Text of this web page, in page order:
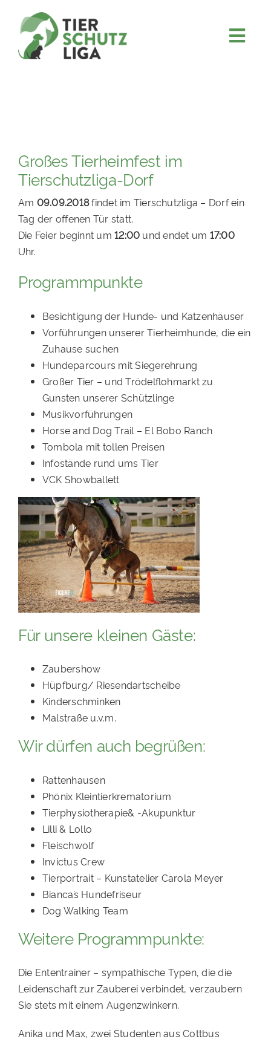
content
FÖRDERN & VERERBEN
KOOPERATIONEN
4KIDS
TIERHEIMTIERE
PATENSCHAFTEN
HELFER WERDEN
RATGEBER
Großes Tierheimfest im
Tierschutzliga-Dorf
Am 09.09.2018findet im Tierschutzliga – Dorf ein
Tag der offenen Tür statt.
Die Feier beginnt um12:00 und endet um 17:00
Uhr.
Programmpunkte
Besichtigung der Hunde- und Katzenhäuser
Vorführungen unserer Tierheimhunde, die ein
Zuhause suchen
Hundeparcours mit Siegerehrung
Großer Tier – und Trödelflohmarkt zu
Gunsten unserer Schützlinge
Musikvorführungen
Horse and Dog Trail – El Bobo Ranch
Tombola mit tollen Preisen
Infostände rund ums Tier
VCK Showballett
Für unsere kleinen Gäste:
Zaubershow
Hüpfburg/ Riesendartscheibe
Kinderschminken
Malstraße u.v.m.
Wir dürfen auch begrüßen:
Rattenhausen
Phönix Kleintierkrematorium
Tierphysiotherapie& -Akupunktur
Lilli & Lollo
Fleischwolf
Invictus Crew
Tierportrait – Kunstatelier Carola Meyer
Bianca´s Hundefriseur
Dog Walking Team
Weitere Programmpunkte:
Die Ententrainer – sympathische Typen, die die
Leidenschaft zur Zauberei verbindet, verzaubern
Sie stets mit einem Augenzwinkern.
Anika und Max, zwei Studenten aus Cottbus